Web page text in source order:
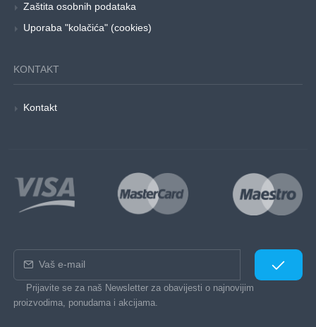
Zaštita osobnih podataka
Uporaba "kolačića" (cookies)
KONTAKT
Kontakt
Prijavite se za naš Newsletter za obavijesti o najnovijim
proizvodima, ponudama i akcijama.